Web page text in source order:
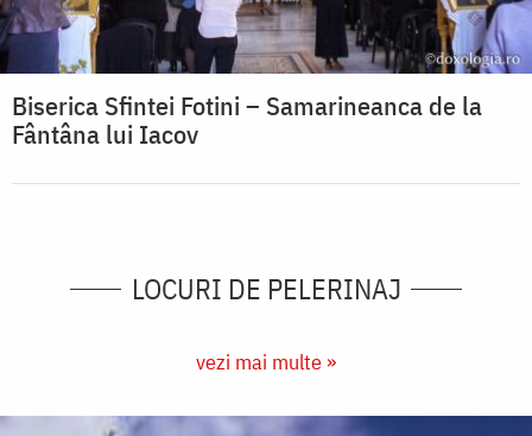
Biserica Sfintei Fotini – Samarineanca de la
Fântâna lui Iacov
LOCURI DE PELERINAJ
vezi mai multe »